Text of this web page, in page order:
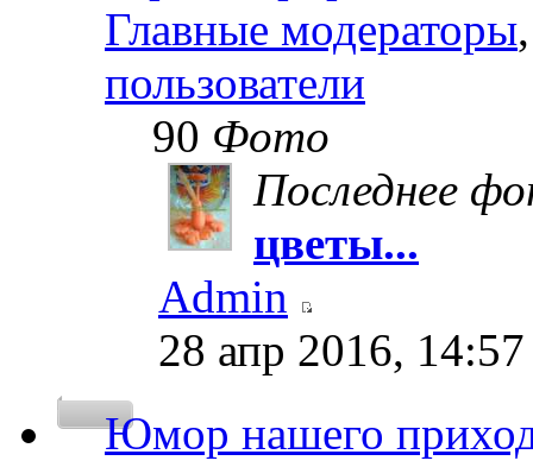
Главные модераторы
пользователи
90 Фото
Последнее
цветы...
Admin
28 апр 2016, 14:57
Юмор нашего